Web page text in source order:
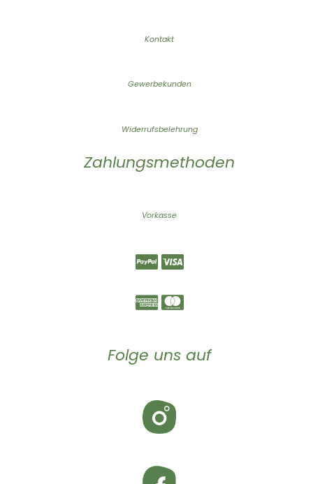
Kontakt
Gewerbekunden
Widerrufsbelehrung
Zahlungsmethoden
Vorkasse
Folge uns auf